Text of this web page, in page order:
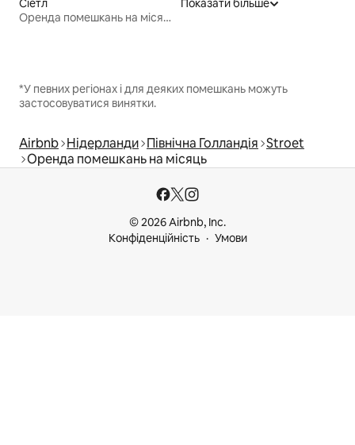
Сіетл
Оренда помешкань на місяць
Показати більше
*У певних регіонах і для деяких помешкань можуть
застосовуватися винятки.
Airbnb Нідерланди Північна Голландія Stroet
Оренда помешкань на місяць
© 2026 Airbnb, Inc.
Конфіденційність
Умови